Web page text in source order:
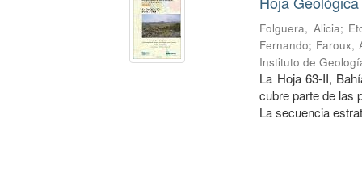
Folguera, Alicia;
Fernando; Faroux,
Instituto de
La Hoja 63-II,
cubre parte de las
La secuencia